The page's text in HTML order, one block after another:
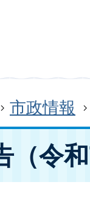
市政情報
（令